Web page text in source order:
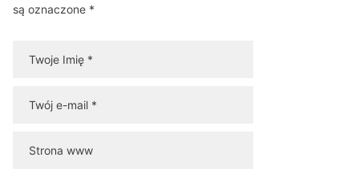
są oznaczone *